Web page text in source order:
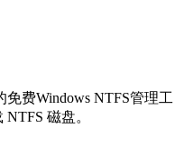
费Windows NTFS管理工
磁盘。